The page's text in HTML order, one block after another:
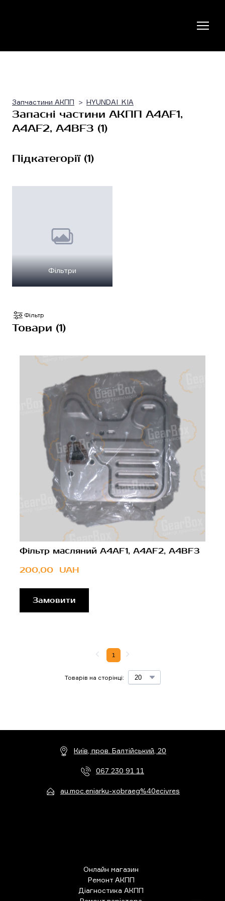
Запчастини АКПП HYUNDAI_KIA
Запасні частини АКПП A4AF1,
A4AF2, A4BF3 (1)
Підкатегорії (1)
Фільтри
Фільтр
Товари (1)
Фільтр масляний A4AF1, A4AF2, A4BF3
200,00  UAH
Замовити
Товарів на сторінці:
1
Київ, пров. Балтійський, 20
067 230 91 11
au.moc.eniarku-xobraeg%40ecivres
Онлайн магазин
Ремонт АКПП
Діагностика АКПП